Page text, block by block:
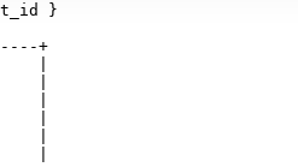
}
+
|
|
|
|
|
|